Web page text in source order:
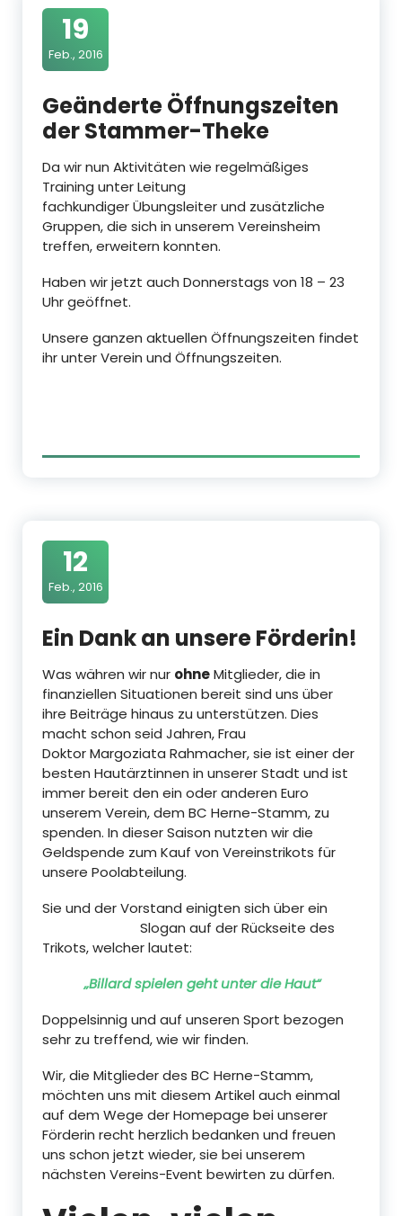
19
Feb., 2016
Geänderte Öffnungszeiten
der Stammer-Theke
Da wir nun Aktivitäten wie regelmäßiges
Training unter Leitung
fachkundiger Übungsleiter und zusätzliche
Gruppen, die sich in unserem Vereinsheim
treffen, erweitern konnten.
Haben wir jetzt auch Donnerstags von 18 – 23
Uhr geöffnet.
Unsere ganzen aktuellen Öffnungszeiten findet
ihr unter Verein und Öffnungszeiten.
12
Feb., 2016
Ein Dank an unsere Förderin!
Was währen wir nur ohneMitglieder, die in
finanziellen Situationen bereit sind uns über
ihre Beiträge hinaus zu unterstützen. Dies
macht schon seid Jahren, Frau
Doktor Margoziata Rahmacher, sie ist einer der
besten Hautärztinnen in unserer Stadt und ist
immer bereit den ein oder anderen Euro
unserem Verein, dem BC Herne-Stamm, zu
spenden. In dieser Saison nutzten wir die
Geldspende zum Kauf von Vereinstrikots für
unsere Poolabteilung.
Sie und der Vorstand einigten sich über ein
Slogan auf der Rückseite des
Trikots, welcher lautet:
„Billard spielen geht unter die Haut“
Doppelsinnig und auf unseren Sport bezogen
sehr zu treffend, wie wir finden.
Wir, die Mitglieder des BC Herne-Stamm,
möchten uns mit diesem Artikel auch einmal
auf dem Wege der Homepage bei unserer
Förderin recht herzlich bedanken und freuen
uns schon jetzt wieder, sie bei unserem
nächsten Vereins-Event bewirten zu dürfen.